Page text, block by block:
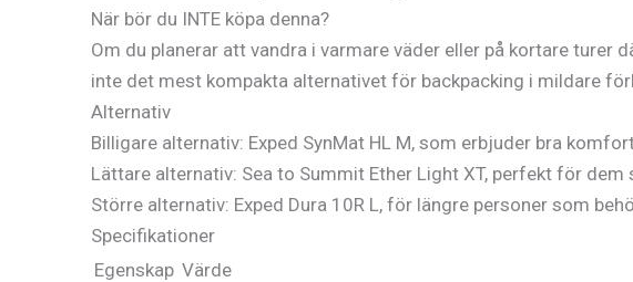
När bör du INTE köpa denna?
Om du planerar att vandra i varmare väder eller på kortare turer
inte det mest kompakta alternativet för backpacking i mildare
Alternativ
Billigare alternativ: Exped SynMat HL M, som erbjuder bra
Lättare alternativ: Sea to Summit Ether Light XT, perfekt för dem
Större alternativ: Exped Dura 10R L, för längre personer som
Specifikationer
Egenskap Värde